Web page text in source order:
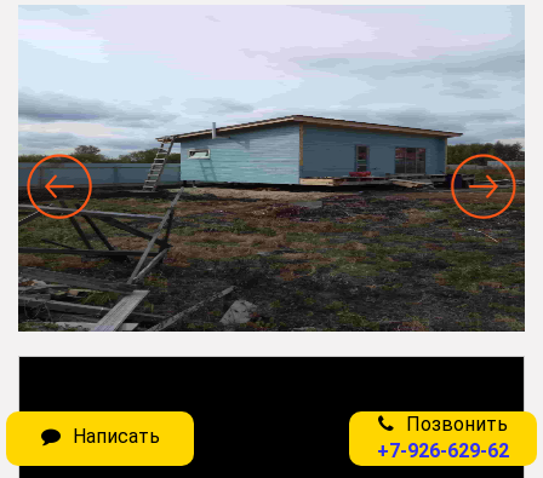
Позвонить
+7-926-629-62
Написать